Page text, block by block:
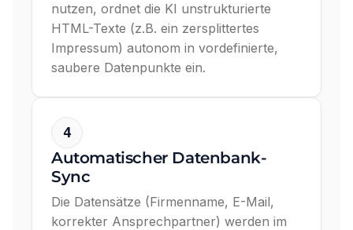
nutzen, ordnet die KI unstrukturierte
HTML-Texte (z.B. ein zersplittertes
Impressum) autonom in vordefinierte,
saubere Datenpunkte ein.
4
Automatischer Datenbank-
Sync
Die Datensätze (Firmenname, E-Mail,
korrekter Ansprechpartner) werden im